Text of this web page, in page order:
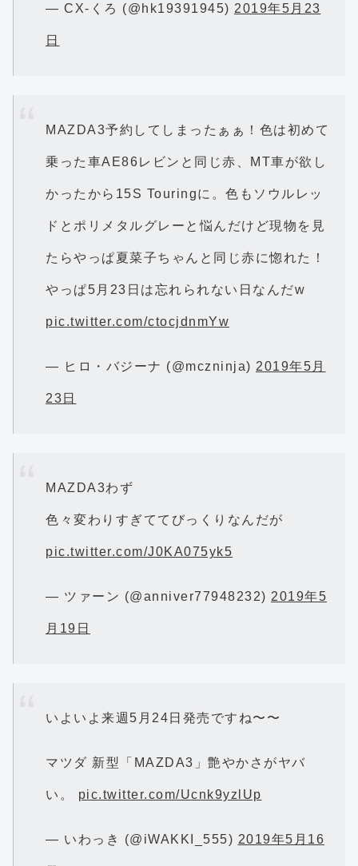
— CX-くろ (@hk19391945) 2019年5月23
日
MAZDA3予約してしまったぁぁ！色は初めて
乗った車AE86レビンと同じ赤、MT車が欲し
かったから15S Touringに。色もソウルレッ
ドとポリメタルグレーと悩んだけど現物を見
たらやっぱ夏菜子ちゃんと同じ赤に惚れた！
やっぱ5月23日は忘れられない日なんだw
pic.twitter.com/ctocjdnmYw
— ヒロ・バジーナ (@mczninja) 2019年5月
23日
MAZDA3わず
色々変わりすぎててびっくりなんだが
pic.twitter.com/J0KA075yk5
— ツァーン (@anniver77948232) 2019年5
月19日
いよいよ来週5月24日発売ですね〜〜
マツダ 新型「MAZDA3」艶やかさがヤバ
い。 pic.twitter.com/Ucnk9yzlUp
— いわっき (@iWAKKI_555) 2019年5月16